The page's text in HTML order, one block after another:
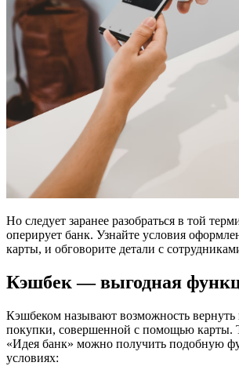
Но следует заранее разобраться в той
оперирует банк. Узнайте условия
карты, и обговорите детали с
Кэшбек — выгодная
Кэшбеком называют возможность вернуть
покупки, совершенной с помощью карты.
«Идея банк» можно получить подобную
условиях: